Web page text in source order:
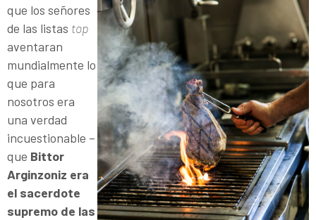
que los señores
de las listas top
aventaran
mundialmente lo
que para
nosotros era
una verdad
incuestionable –
que Bittor
Arginzoniz era
el sacerdote
supremo de las